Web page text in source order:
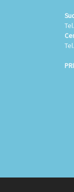
Tel.
Tel.